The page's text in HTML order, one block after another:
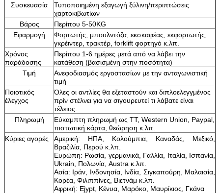
Συσκευασία
Τυποποιημένη εξαγωγή ξύλινη/περιπτώσεις
χαρτοκιβωτίων
Βάρος
Περίπου 5-50KG
Εφαρμογή
Φορτωτής, μπουλντόζα, εκσκαφέας, εκφορτωτής,
γκρέιντερ, τρακτέρ, forklift φορτηγό κ.λπ.
Χρόνος
παράδοσης
Περίπου 1-6 ημέρες μετά από να λάβει την
κατάθεση (βασισμένη στην ποσότητα)
Τιμή
Ανεφοδιασμός εργοστασίων με την ανταγωνιστική
τιμή
Ποιοτικός
έλεγχος
Όλες οι αντλίες θα εξεταστούν και διπλοελεγγμένος
πρίν στέλνει για να σιγουρευτεί τι λάβατε είναι
τέλειος.
Πληρωμή
Εύκαμπτη πληρωμή ως TT, Western Union, Paypal,
πιστωτική κάρτα, θεώρηση κ.λπ.
Κύριες αγορές
Αμερική: ΗΠΑ, Κολούμπια, Καναδάς, Μεξικό,
Βραζιλία, Περού κ.λπ.
Ευρώπη: Ρωσία, γερμανικά, Γαλλία, Ιταλία, Ισπανία,
Ukrain, Πολωνία, Austra κ.λπ.
Ασία: Ιράν, Ινδονησία, Ινδία, Σιγκαπούρη, Μαλαισία,
Κορέα, Φιλιππίνες, Βιετνάμ κ.λπ.
Αφρική: Ejypt, Κένυα, Μαρόκο, Μαυρίκιος, Γκάνα